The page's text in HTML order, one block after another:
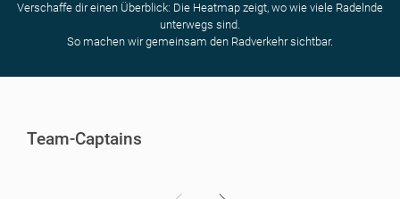
Verschaffe dir einen Überblick: Die Heatmap zeigt, wo wie viele Radelnde
unterwegs sind.
So machen wir gemeinsam den Radverkehr sichtbar.
Team-Captains